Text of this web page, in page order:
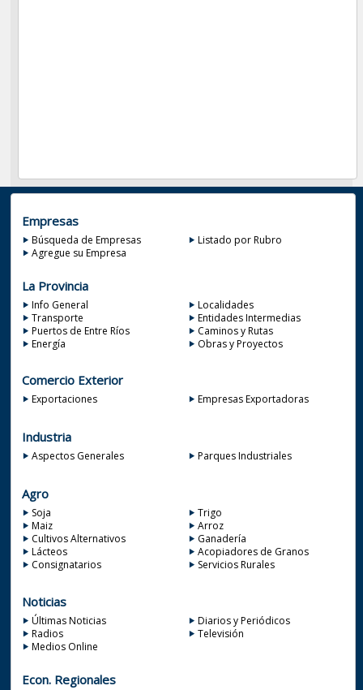
Empresas
Búsqueda de Empresas
Listado por Rubro
Agregue su Empresa
La Provincia
Info General
Localidades
Transporte
Entidades Intermedias
Puertos de Entre Ríos
Caminos y Rutas
Energía
Obras y Proyectos
Comercio Exterior
Exportaciones Empresas Exportadoras
Industria
Aspectos Generales Parques Industriales
Agro
Soja
Trigo
Maiz
Arroz
Cultivos Alternativos
Ganadería
Lácteos
Acopiadores de Granos
Consignatarios
Servicios Rurales
Noticias
Últimas Noticias
Diarios y Periódicos
Radios
Televisión
Medios Online
Econ. Regionales